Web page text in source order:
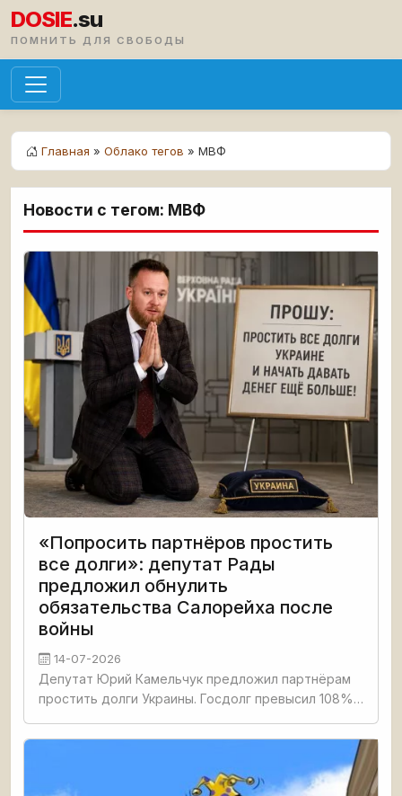
DOSIE.su
ПОМНИТЬ ДЛЯ СВОБОДЫ
Главная » Облако тегов » МВФ
Новости с тегом: МВФ
«Попросить партнёров простить
все долги»: депутат Рады
предложил обнулить
обязательства Салорейха после
войны
14-07-2026
Депутат Юрий Камельчук предложил партнёрам
простить долги Украины. Госдолг превысил 108%
обслуживает внешний долг до 2030 года.